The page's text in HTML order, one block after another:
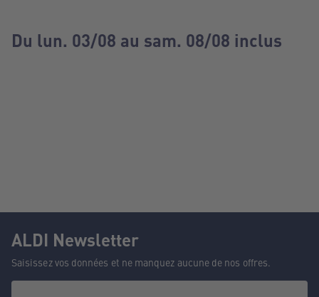
Du lun. 03/08 au sam. 08/08 inclus
ALDI Newsletter
Saisissez vos données et ne manquez aucune de nos offres.